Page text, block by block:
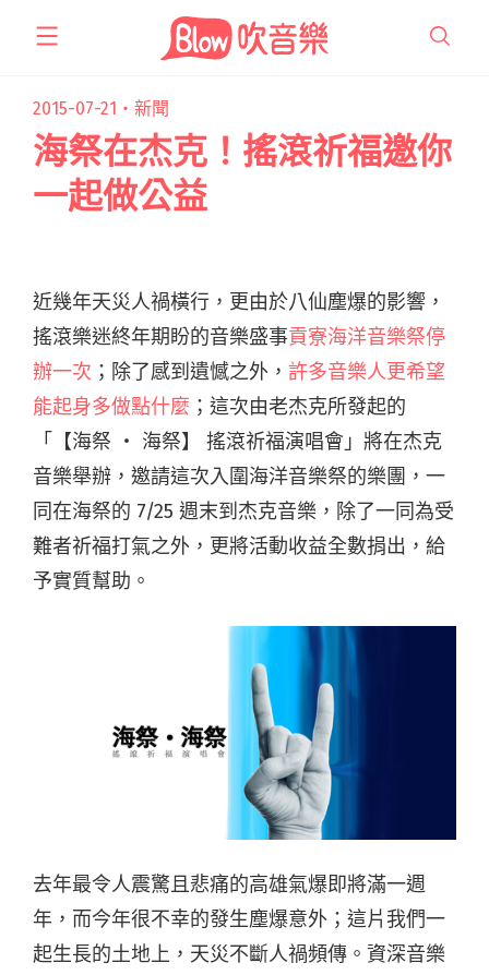
2015-07-21・ 新聞
海祭在杰克！搖滾祈福邀你
一起做公益
近幾年天災人禍橫行，更由於八仙塵爆的影響，
搖滾樂迷終年期盼的音樂盛事貢寮海洋音樂祭停
辦一次 ；除了感到遺憾之外， 許多音樂人更希望
能起身多做點什麼 ；這次由老杰克所發起的
「【海祭 ‧ 海祭】 搖滾祈福演唱會」將在杰克
音樂舉辦，邀請這次入圍海洋音樂祭的樂團，一
同在海祭的 7/25 週末到杰克音樂，除了一同為受
難者祈福打氣之外，更將活動收益全數捐出，給
予實質幫助。
去年最令人震驚且悲痛的高雄氣爆即將滿一週
年，而今年很不幸的發生塵爆意外；這片我們一
起生長的土地上，天災不斷人禍頻傳。資深音樂